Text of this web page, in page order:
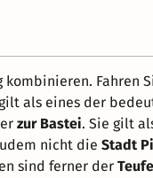
kombinieren. Fahren
als eines der
zur Bastei. Sie gilt
nicht die Stadt
sind ferner der